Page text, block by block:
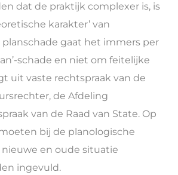
dat de praktijk complexer is, is
karakter’ van
planschade gaat het immers per
schade en niet om feitelijke
uit vaste rechtspraak van de
de Afdeling
van de Raad van State. Op
bij de planologische
en oude situatie
ingevuld.